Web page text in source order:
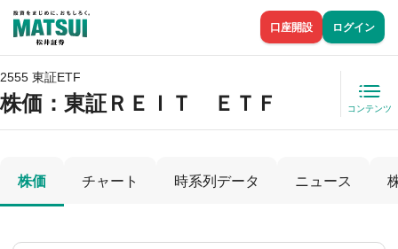
口座開設 ログイン
2555 東証ETF
株価 ：東証ＲＥＩＴ ＥＴＦ コンテンツ
株価 チャート 時系列データ ニュース